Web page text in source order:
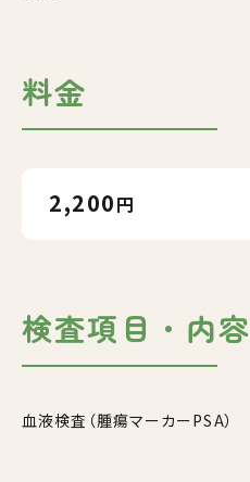
料金
2,200円
検査項目・内容
血液検査（腫瘍マーカーPSA）